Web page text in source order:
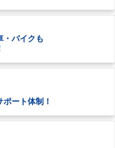
・バイクも
ポート体制！